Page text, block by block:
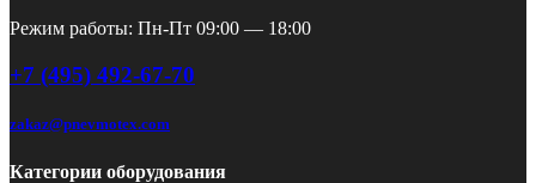
Режим работы: Пн-Пт 09:00 — 18:00
+7 (495) 492-67-70
zakaz@pnevmotex.com
Категории оборудования